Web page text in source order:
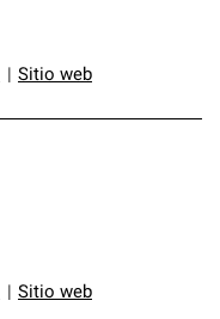
Sitio web
Sitio web